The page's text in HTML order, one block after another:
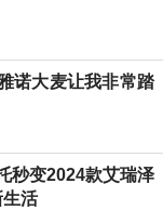
诺大麦让我非常踏
秒变2024款艾瑞泽
活